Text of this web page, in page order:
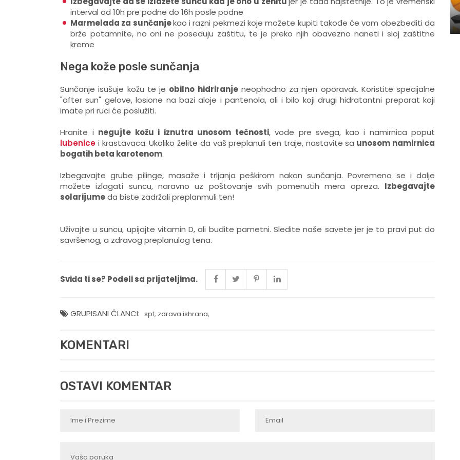
interval od 10h pre podne do 16h posle podne
Marmelada za sunčanjekao i razni pekmezi koje možete kupiti takođe će vam obezbediti da
brže potamnite, no oni ne poseduju zaštitu, te je preko njih obavezno naneti i sloj zaštitne
kreme
Nega kože posle sunčanja
Sunčanje isušuje kožu te je obilno hidriranjeneophodno za njen oporavak. Koristite specijalne
"after sun" gelove, losione na bazi aloje i pantenola, ali i bilo koji drugi hidratantni preparat koji
imate pri ruci će poslužiti.
Hranite i negujte kožu i iznutra unosom tečnosti, vode pre svega, kao i namirnica poput
lubenice i krastavaca. Ukoliko želite da vaš preplanuli ten traje, nastavite sa unosom namirnica
bogatih beta karotenom.
Izbegavajte grube pilinge, masaže i trljanja peškirom nakon sunčanja. Povremeno se i dalje
možete izlagati suncu, naravno uz poštovanje svih pomenutih mera opreza. Izbegavajte
solarijumeda biste zadržali preplanmuli ten!
Uživajte u suncu, upijajte vitamin D, ali budite pametni. Sledite naše savete jer je to pravi put do
savršenog, a zdravog preplanulog tena.
Sviđa ti se? Podeli sa prijateljima.
GRUPISANI ČLANCI: spf, zdrava ishrana,
KOMENTARI
OSTAVI KOMENTAR